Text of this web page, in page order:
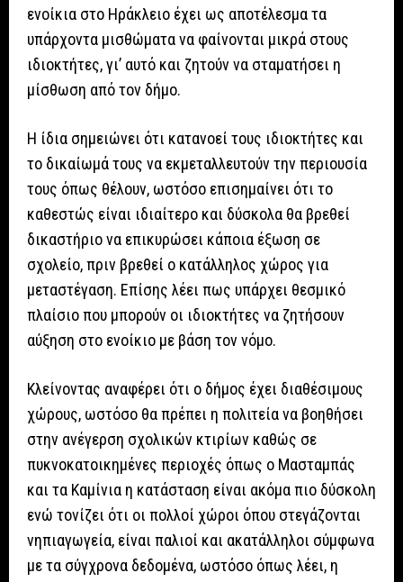
ενοίκια στο Ηράκλειο έχει ως αποτέλεσμα τα
υπάρχοντα μισθώματα να φαίνονται μικρά στους
ιδιοκτήτες, γι’ αυτό και ζητούν να σταματήσει η
μίσθωση από τον δήμο.
Η ίδια σημειώνει ότι κατανοεί τους ιδιοκτήτες και
το δικαίωμά τους να εκμεταλλευτούν την περιουσία
τους όπως θέλουν, ωστόσο επισημαίνει ότι το
καθεστώς είναι ιδιαίτερο και δύσκολα θα βρεθεί
δικαστήριο να επικυρώσει κάποια έξωση σε
σχολείο, πριν βρεθεί ο κατάλληλος χώρος για
μεταστέγαση. Επίσης λέει πως υπάρχει θεσμικό
πλαίσιο που μπορούν οι ιδιοκτήτες να ζητήσουν
αύξηση στο ενοίκιο με βάση τον νόμο.
Κλείνοντας αναφέρει ότι ο δήμος έχει διαθέσιμους
χώρους, ωστόσο θα πρέπει η πολιτεία να βοηθήσει
στην ανέγερση σχολικών κτιρίων καθώς σε
πυκνοκατοικημένες περιοχές όπως ο Μασταμπάς
και τα Καμίνια η κατάσταση είναι ακόμα πιο δύσκολη
ενώ τονίζει ότι οι πολλοί χώροι όπου στεγάζονται
νηπιαγωγεία, είναι παλιοί και ακατάλληλοι σύμφωνα
με τα σύγχρονα δεδομένα, ωστόσο όπως λέει, η